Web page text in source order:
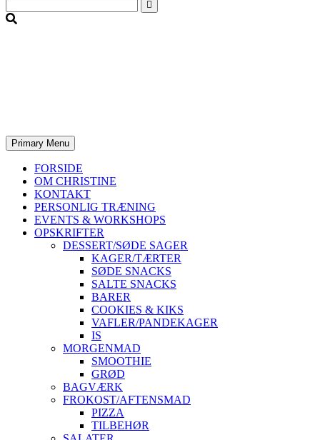
efter:
Primary Menu
FORSIDE
OM CHRISTINE
KONTAKT
PERSONLIG TRÆNING
EVENTS & WORKSHOPS
OPSKRIFTER
DESSERT/SØDE SAGER
KAGER/TÆRTER
SØDE SNACKS
SALTE SNACKS
BARER
COOKIES & KIKS
VAFLER/PANDEKAGER
IS
MORGENMAD
SMOOTHIE
GRØD
BAGVÆRK
FROKOST/AFTENSMAD
PIZZA
TILBEHØR